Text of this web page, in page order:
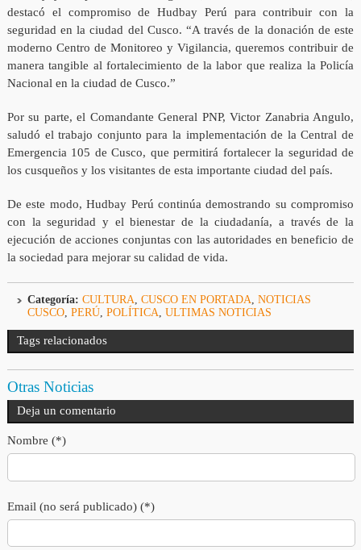
destacó el compromiso de Hudbay Perú para contribuir con la
seguridad en la ciudad del Cusco. “A través de la donación de este
moderno Centro de Monitoreo y Vigilancia, queremos contribuir de
manera tangible al fortalecimiento de la labor que realiza la Policía
Nacional en la ciudad de Cusco.”
Por su parte, el Comandante General PNP, Victor Zanabria Angulo,
saludó el trabajo conjunto para la implementación de la Central de
Emergencia 105 de Cusco, que permitirá fortalecer la seguridad de
los cusqueños y los visitantes de esta importante ciudad del país.
De este modo, Hudbay Perú continúa demostrando su compromiso
con la seguridad y el bienestar de la ciudadanía, a través de la
ejecución de acciones conjuntas con las autoridades en beneficio de
la sociedad para mejorar su calidad de vida.
Categoría: CULTURA, CUSCO EN PORTADA, NOTICIAS
CUSCO, PERÚ, POLÍTICA, ULTIMAS NOTICIAS
Tags relacionados
Otras Noticias
Deja un comentario
Nombre (*)
Email (no será publicado) (*)